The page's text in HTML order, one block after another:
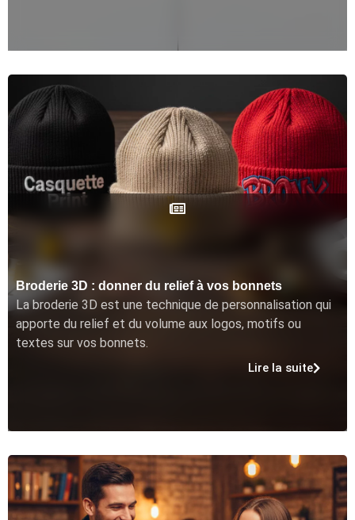
Broderie 3D : donner du relief à vos bonnets
La broderie 3D est une technique de personnalisation qui
apporte du relief et du volume aux logos, motifs ou
textes sur vos bonnets.
Lire la suite